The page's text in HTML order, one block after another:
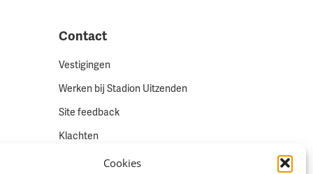
Cookies
Contact
Vestigingen
Werken bij Stadion Uitzenden
Site feedback
Klachten